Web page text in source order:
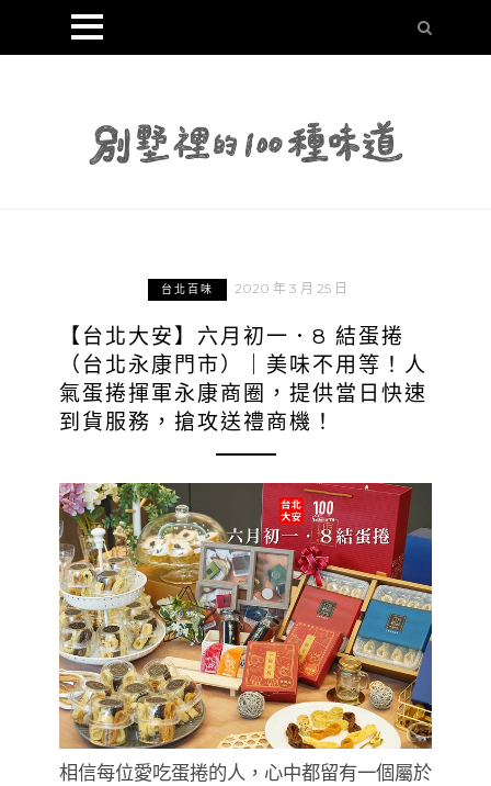
台北百味 2020 年 3 月 25 日
【台北大安】六月初一．8 結蛋捲
（台北永康門市）｜美味不用等！人
氣蛋捲揮軍永康商圈，提供當日快速
到貨服務，搶攻送禮商機！
相信每位愛吃蛋捲的人，心中都留有一個屬於